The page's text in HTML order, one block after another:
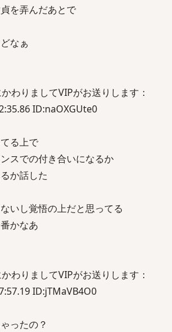
を弄んだあとで
なぁ
わりましてVIPがお送りします：
ID:naOXGUte0
る上で
スでの付き合いになるか
か話した
いし覚悟の上だと思ってる
かなあ
わりましてVIPがお送りします：
ID:jTMaVB4O0
ったの？